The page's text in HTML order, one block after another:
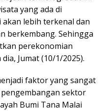
yang ada di
lebih terkenal dan
berkembang. Sehingga
perekonomian
Jumat (10/1/2025).
faktor yang sangat
sektor
Bumi Tana Malai